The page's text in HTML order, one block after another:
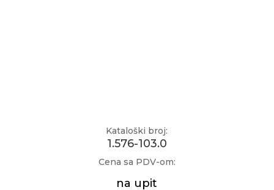
Kataloški broj:
1.576-103.0
Cena sa PDV-om:
na upit